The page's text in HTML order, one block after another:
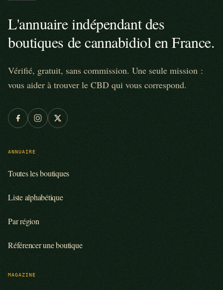
L'annuaire indépendant des
boutiques de cannabidiol en France.
Vérifié, gratuit, sans commission. Une seule mission :
vous aider à trouver le CBD qui vous correspond.
ANNUAIRE
Toutes les boutiques
Liste alphabétique
Par région
Référencer une boutique
MAGAZINE